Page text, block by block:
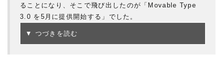
ることになり、そこで飛び出したのが「Movable Type
3.0 を5月に提供開始する」でした。
▼ つづきを読む